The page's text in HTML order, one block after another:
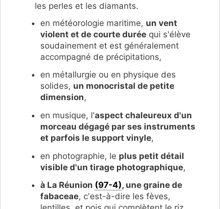
les perles et les diamants.
en météorologie maritime, un vent
violent et de courte durée qui s'élève
soudainement et est généralement
accompagné de précipitations,
en métallurgie ou en physique des
solides, un monocristal de petite
dimension,
en musique, l'aspect chaleureux d'un
morceau dégagé par ses instruments
et parfois le support vinyle,
en photographie, le plus petit détail
visible d'un tirage photographique,
à La Réunion (97-4), une graine de
fabaceae, c'est-à-dire les fèves,